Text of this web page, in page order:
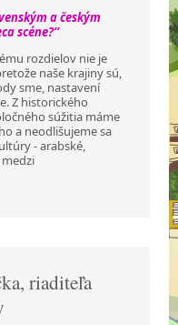
a českým
scéne?“
rozdielov nie je
naše krajiny sú,
sme, nastavení
Z historického
súžitia máme
a neodlišujeme sa
- arabské,
riaditeľa